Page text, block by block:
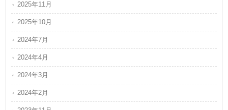
2025年11月
2025年10月
2024年7月
2024年4月
2024年3月
2024年2月